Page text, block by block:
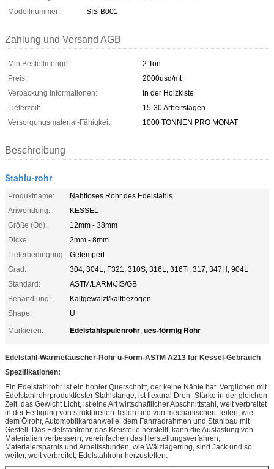
Modellnummer:
SIS-B001
Zahlung und Versand AGB
Min Bestellmenge:
2 Ton
Preis:
2000usd/mt
Verpackung Informationen:
In der Holzkiste
Lieferzeit:
15-30 Arbeitstagen
Versorgungsmaterial-Fähigkeit:
1000 TONNEN PRO MONAT
Beschreibung
Stahlu-rohr
Produktname:
Nahtloses Rohr des Edelstahls
Anwendung:
KESSEL
Größe (Od):
12mm - 38mm
Dicke:
2mm - 8mm
Lieferbedingung: Getempert
Grad:
304, 304L, F321, 310S, 316L, 316Ti, 317, 347H, 904L
Standard:
ASTM/LÄRM/JIS/GB
Behandlung:
Kaltgewalzt/kaltbezogen
Shape:
U
Markieren:
Edelstahlspulenrohr, ues-förmig Rohr
Edelstahl-Wärmetauscher-Rohr u-Form-ASTM A213 für Kessel-Gebrauch
Spezifikationen:
Ein Edelstahlrohr ist ein hohler Querschnitt, der keine Nähte hat. Verglichen mit
Edelstahlrohrproduktfester Stahlstange, ist flexural Dreh- Stärke in der gleichen
Zeit, das Gewicht Licht, ist eine Art wirtschaftlicher Abschnittstahl, weit verbreitet
in der Fertigung von strukturellen Teilen und von mechanischen Teilen, wie
dem Ölrohr, Automobilkardanwelle, dem Fahrradrahmen und Stahlbau mit
Gestell. Das Edelstahlrohr, das Kreisteile herstellt, kann die Auslastung von
Materialien verbessern, vereinfachen das Herstellungsverfahren,
Materialersparnis und Arbeitsstunden, wie Wälzlagerring, sind Jack und so
weiter, weit verbreitet, Edelstahlrohr herzustellen.